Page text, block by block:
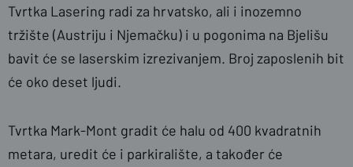
Tvrtka Lasering radi za hrvatsko, ali i inozemno
tržište (Austriju i Njemačku) i u pogonima na Bjelišu
bavit će se laserskim izrezivanjem. Broj zaposlenih bit
će oko deset ljudi.
Tvrtka Mark-Mont gradit će halu od 400 kvadratnih
metara, uredit će i parkiralište, a također će